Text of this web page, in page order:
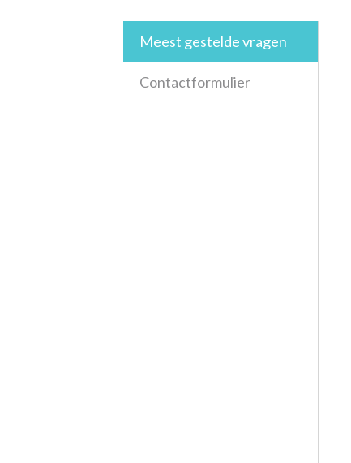
Meest gestelde vragen
Contactformulier